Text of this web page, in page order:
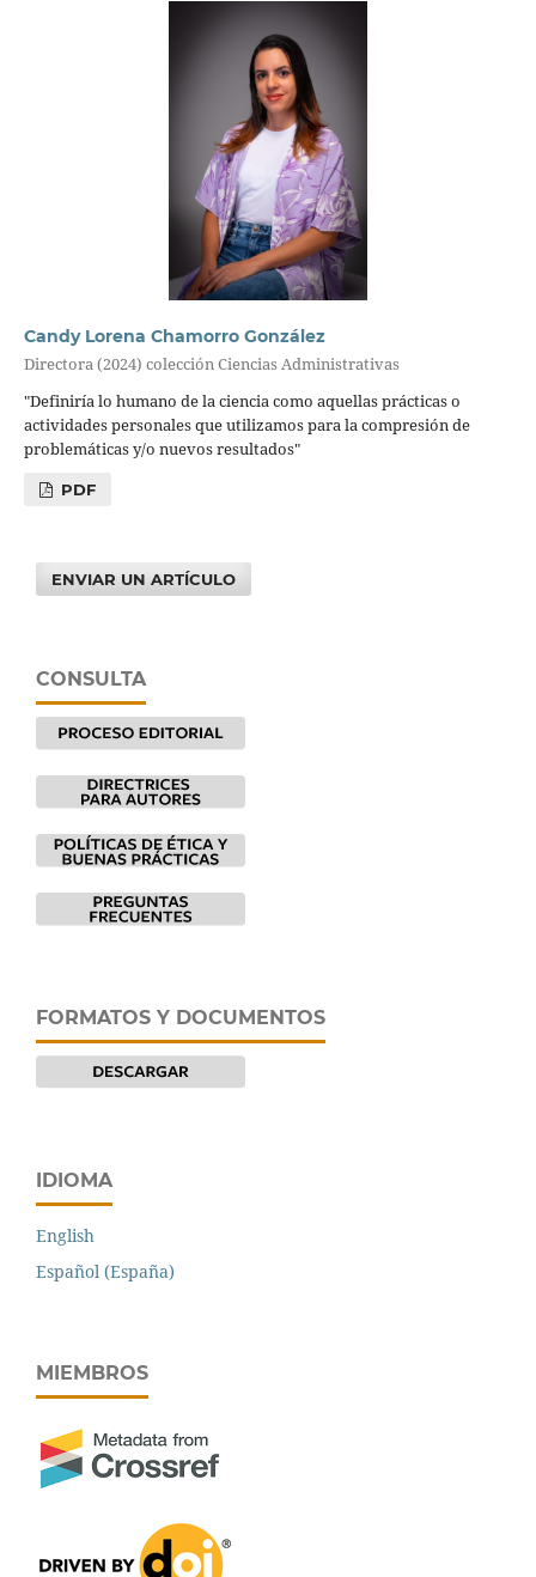
Candy Lorena Chamorro González
Directora (2024) colección Ciencias Administrativas
"Definiría lo humano de la ciencia como aquellas prácticas o
actividades personales que utilizamos para la compresión de
problemáticas y/o nuevos resultados"
PDF
ENVIAR UN ARTÍCULO
CONSULTA
FORMATOS Y DOCUMENTOS
IDIOMA
English
Español (España)
MIEMBROS